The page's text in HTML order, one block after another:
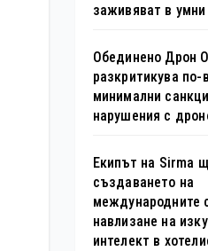
заживяват в
Обединено Дрон
разкритикува по-
минимални
нарушения с
Екипът на Sirma
създаването на
международните
навлизане на
интелект в